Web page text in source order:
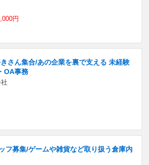
円
さん集合/あの企業を裏で支える 未経験
OA事務
フ募集/ゲームや雑貨など取り扱う倉庫内